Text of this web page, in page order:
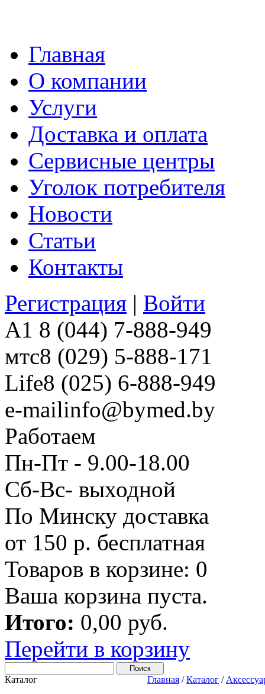
Главная
О компании
Услуги
Доставка и оплата
Сервисные центры
Уголок потребителя
Новости
Статьи
Контакты
Регистрация | Войти
A1 8 (044) 7-888-949
мтс8 (029) 5-888-171
Life8 (025) 6-888-949
e-mailinfo@bymed.by
Работаем
Пн-Пт - 9.00-18.00
Сб-Вс- выходной
По Минску доставка
от 150 р. бесплатная
Товаров в корзине: 0
Ваша корзина пуста.
Итого: 0,00 руб.
Перейти в корзину
Каталог
Главная /Каталог /